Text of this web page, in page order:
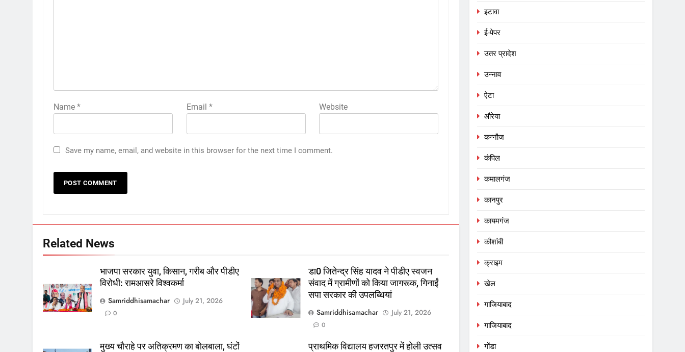
Name * Email * Website
Save my name, email, and website in this browser for the next time I comment.
Related News
भाजपा सरकार युवा, किसान, गरीब और पीडीए
विरोधी: रामआसरे विश्वकर्मा
Samriddhisamachar
July 21, 2026
0
डा0 जितेन्द्र सिंह यादव ने पीडीए स्वजन
संवाद में ग्रामीणों को किया जागरूक, गिनाईं
सपा सरकार की उपलब्धियां
Samriddhisamachar
July 21, 2026
0
मुख्य चौराहे पर अतिक्रमण का बोलबाला, घंटों
प्राथमिक विद्यालय हजरतपुर में होली उत्सव
इटावा
ई-पेपर
उतर प्रादेश
उन्नाव
ऐटा
औरेया
कन्नौज
कंपिल
कमालगंज
कानपुर
कायमगंज
कौशांबी
क्राइम
खेल
गाजियाबाद
गाजियाबाद
गोंडा